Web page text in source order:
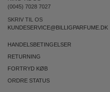
(0045) 7028 7027
SKRIV TIL OS
KUNDESERVICE@BILLIGPARFUME.DK
HANDELSBETINGELSER
RETURNING
FORTRYD KØB
ORDRE STATUS